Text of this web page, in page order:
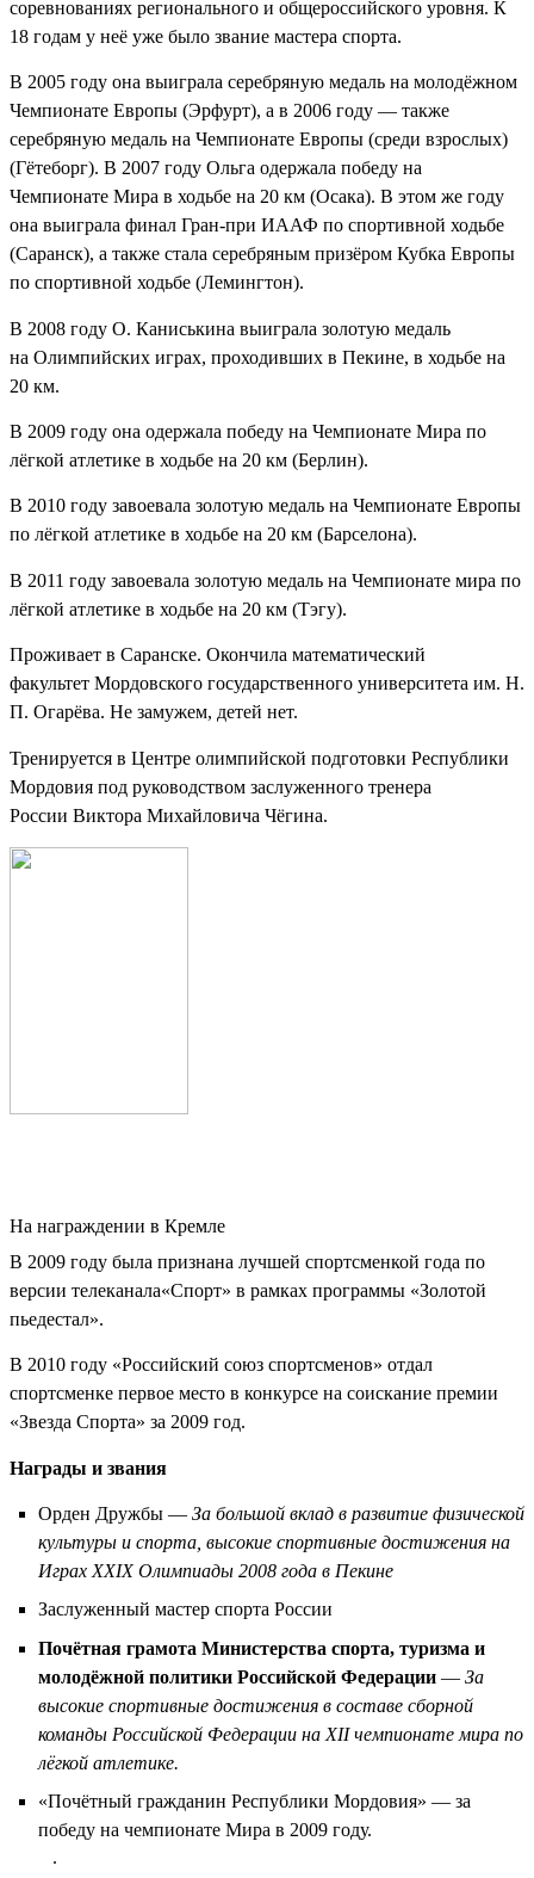
соревнованиях регионального и общероссийского уровня. К
18 годам у неё уже было звание мастера спорта.
В 2005 году она выиграла серебряную медаль на молодёжном
Чемпионате Европы (Эрфурт), а в 2006 году — также
серебряную медаль на Чемпионате Европы (среди взрослых)
(Гётеборг). В 2007 году Ольга одержала победу на
Чемпионате Мира в ходьбе на 20 км (Осака). В этом же году
она выиграла финал Гран-при ИААФ по спортивной ходьбе
(Саранск), а также стала серебряным призёром Кубка Европы
по спортивной ходьбе (Лемингтон).
В 2008 году О. Каниськина выиграла золотую медаль
на Олимпийских играх, проходивших в Пекине, в ходьбе на
20 км.
В 2009 году она одержала победу на Чемпионате Мира по
лёгкой атлетике в ходьбе на 20 км (Берлин).
В 2010 году завоевала золотую медаль на Чемпионате Европы
по лёгкой атлетике в ходьбе на 20 км (Барселона).
В 2011 году завоевала золотую медаль на Чемпионате мира по
лёгкой атлетике в ходьбе на 20 км (Тэгу).
Проживает в Саранске. Окончила математический
факультет Мордовского государственного университета им. Н.
П. Огарёва. Не замужем, детей нет.
Тренируется в Центре олимпийской подготовки Республики
Мордовия под руководством заслуженного тренера
России Виктора Михайловича Чёгина.
На награждении в Кремле
В 2009 году была признана лучшей спортсменкой года по
версии телеканала«Спорт» в рамках программы «Золотой
пьедестал».
В 2010 году «Российский союз спортсменов» отдал
спортсменке первое место в конкурсе на соискание премии
«Звезда Спорта» за 2009 год.
Награды и звания
Орден Дружбы — За большой вклад в развитие физической
культуры и спорта, высокие спортивные достижения на
Играх XXIX Олимпиады 2008 года в Пекине
Заслуженный мастер спорта России
Почётная грамота Министерства спорта, туризма и
молодёжной политики Российской Федерации — За
высокие спортивные достижения в составе сборной
команды Российской Федерации на XII чемпионате мира по
лёгкой атлетике.
«Почётный гражданин Республики Мордовия» — за
победу на чемпионате Мира в 2009 году.
.